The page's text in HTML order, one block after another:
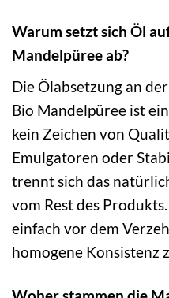
Warum setzt sich Öl
Mandelpüree ab?
Die Ölabsetzung an
Bio Mandelpüree ist
kein Zeichen von
Emulgatoren oder
trennt sich das
vom Rest des
einfach vor dem
homogene Konsistenz